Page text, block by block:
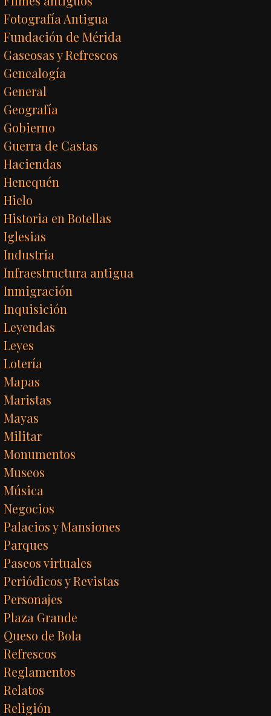
Fotografía Antigua
Fundación de Mérida
Gaseosas y Refrescos
Genealogía
General
Geografía
Gobierno
Guerra de Castas
Haciendas
Henequén
Hielo
Historia en Botellas
Iglesias
Industria
Infraestructura antigua
Inmigración
Inquisición
Leyendas
Leyes
Lotería
Mapas
Maristas
Mayas
Militar
Monumentos
Museos
Música
Negocios
Palacios y Mansiones
Parques
Paseos virtuales
Periódicos y Revistas
Personajes
Plaza Grande
Queso de Bola
Refrescos
Reglamentos
Relatos
Religión